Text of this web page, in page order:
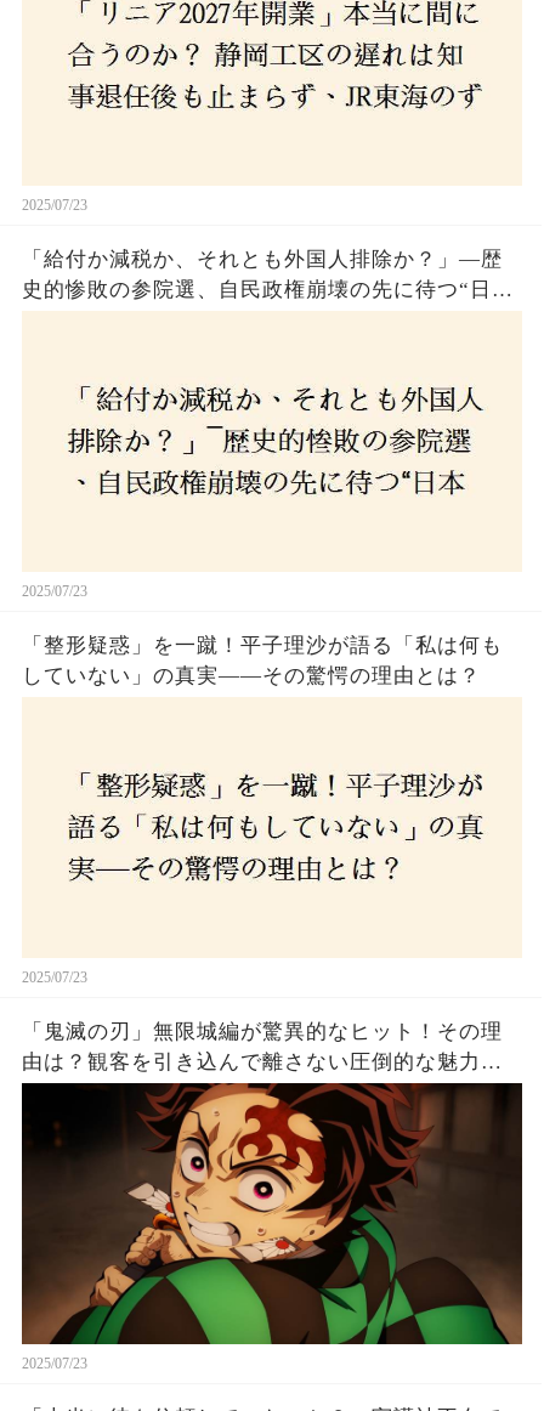
2025/07/23
「給付か減税か、それとも外国人排除か？」―歴
史的惨敗の参院選、自民政権崩壊の先に待つ“日本
2025/07/23
「整形疑惑」を一蹴！平子理沙が語る「私は何も
していない」の真実——その驚愕の理由とは？
2025/07/23
「鬼滅の刃」無限城編が驚異的なヒット！その理
由は？観客を引き込んで離さない圧倒的な魅力と
2025/07/23